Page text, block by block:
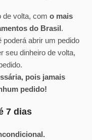
de volta, com o mais
do Brasil.
poderá abrir um pedido
seu dinheiro de volta,
pois jamais
pedido!
7 dias